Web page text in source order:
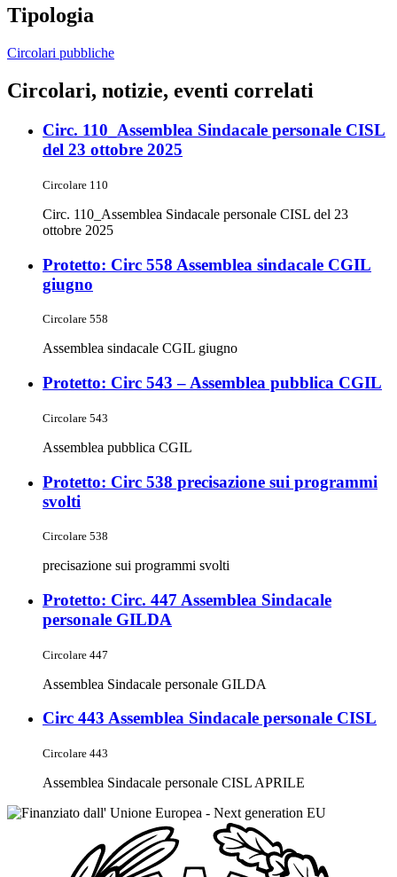
Tipologia
Circolari pubbliche
Circolari, notizie, eventi correlati
Circ. 110_Assemblea Sindacale personale CISL
del 23 ottobre 2025
Circolare 110
Circ. 110_Assemblea Sindacale personale CISL del 23
ottobre 2025
Protetto: Circ 558 Assemblea sindacale CGIL
giugno
Circolare 558
Assemblea sindacale CGIL giugno
Protetto: Circ 543 – Assemblea pubblica CGIL
Circolare 543
Assemblea pubblica CGIL
Protetto: Circ 538 precisazione sui programmi
svolti
Circolare 538
precisazione sui programmi svolti
Protetto: Circ. 447 Assemblea Sindacale
personale GILDA
Circolare 447
Assemblea Sindacale personale GILDA
Circ 443 Assemblea Sindacale personale CISL
Circolare 443
Assemblea Sindacale personale CISL APRILE